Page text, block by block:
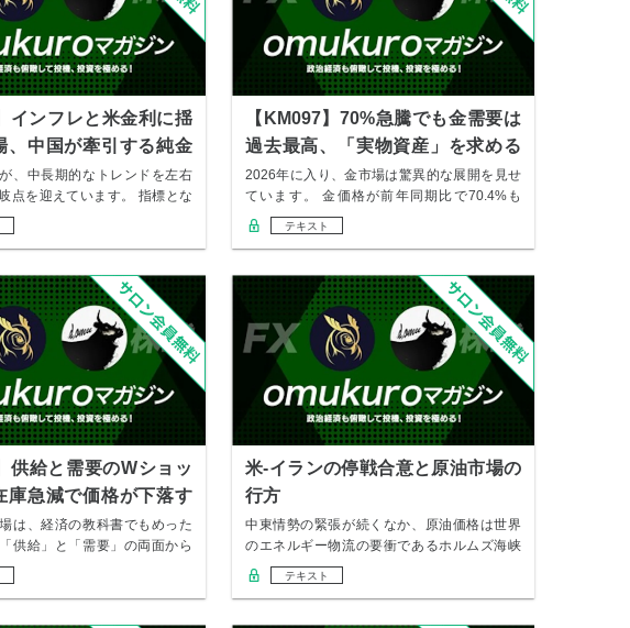
インフレと米金利に揺
、中国が牽引する純金
、中長期的なトレンドを左右
点を迎えています。 指標とな
【KM097】70%急騰でも金需要は
過去最高、「実物資産」を求める
背景
2026年に入り、金市場は驚異的な展開を見せ
ています。 金価格が前年同期比で70.4%も
上…
テキスト
供給と需要のWショッ
庫急減で価格が下落す
は、経済の教科書でもめった
供給」と「需要」の両面から
米-イランの停戦合意と原油市場の
行方
中東情勢の緊張が続くなか、原油価格は世界
のエネルギー物流の要衝であるホルムズ海峡
の状況に大…
テキスト